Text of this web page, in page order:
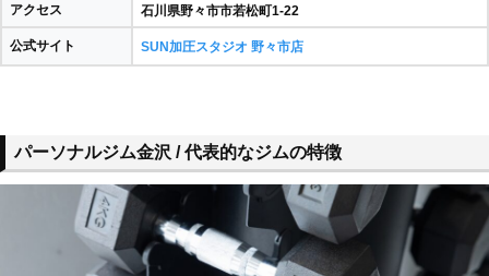
アクセス 石川県野々市市若松町1-22
公式サイト SUN加圧スタジオ 野々市店
パーソナルジム金沢 / 代表的なジムの特徴